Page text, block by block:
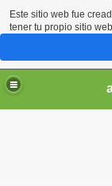
Este sitio web fue
tener tu propio sitio